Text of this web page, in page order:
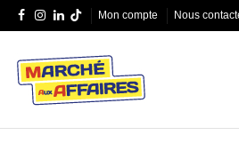
Mon compte Nous